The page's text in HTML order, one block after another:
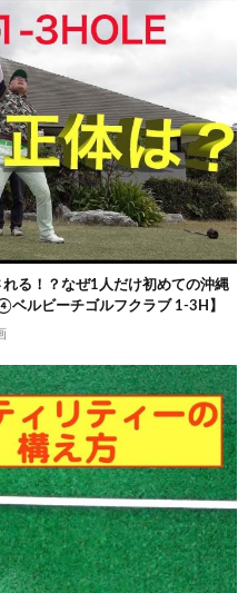
る！？なぜ1人だけ初めての沖縄
ルビーチゴルフクラブ 1-3H】